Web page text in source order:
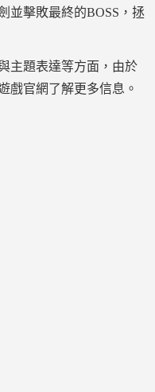
並擊敗最終的BOSS，拯
主題表達等方面，由於
戲官網了解更多信息。